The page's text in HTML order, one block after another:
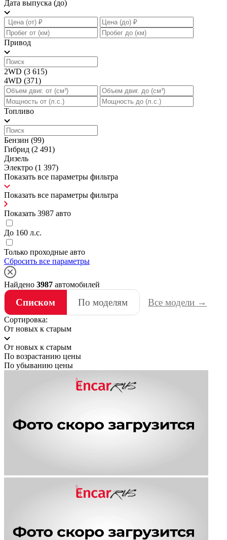
Дата выпуска (до)
Привод
2WD (3 615)
4WD (371)
Топливо
Бензин (99)
Гибрид (2 491)
Дизель
Электро (1 397)
Показать все параметры фильтра
Показать все параметры фильтра
Показать 3987 авто
До 160 л.с.
Только проходные авто
Сбросить все параметры
Найдено 3987 автомобилей
Списком По моделям Все модели →
Сортировка:
От новых к старым
От новых к старым
По возрастанию цены
По убыванию цены